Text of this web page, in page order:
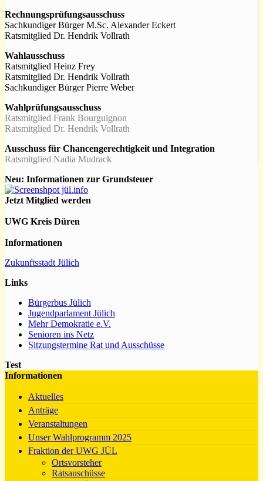
Rechnungsprüfungsausschuss
Sachkundiger Bürger M.Sc. Alexander Eckert
Ratsmitglied Dr. Hendrik Vollrath
Wahlausschuss
Ratsmitglied Heinz Frey
Ratsmitglied Dr. Hendrik Vollrath
Sachkundiger Bürger Pierre Weber
Wahlprüfungsausschuss
Ratsmitglied Frank Bourguignon
Ratsmitglied Dr. Hendrik Vollrath
Ausschuss für Chancengerechtigkeit und Integration
Ratsmitglied Nadia Mudrack
Neu: Informationen zur Grundsteuer
Jetzt Mitglied werden
UWG Kreis Düren
Informationen
Zukunftsstadt Jülich
Links
Bürgerbus Jülich
Jugendparlament Jülich
Mehr Demokratie e.V.
Senioren ins Netz
Sitzungstermine Rat und Ausschüsse
Test
Informationen
Aktuelles
Anträge
Veranstaltungen
Unser Wahlprogramm 2025
Fraktion der UWG JÜL
Ortsvorsteher
Ratsauschüsse